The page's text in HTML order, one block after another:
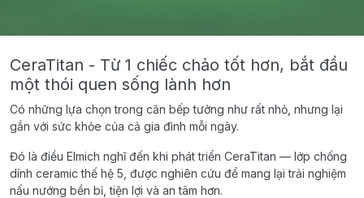
CeraTitan - Từ 1 chiếc chảo tốt hơn, bắt đầu
một thói quen sống lành hơn
Có những lựa chọn trong căn bếp tưởng như rất nhỏ, nhưng lại
gắn với sức khỏe của cả gia đình mỗi ngày.
Đó là điều Elmich nghĩ đến khi phát triển CeraTitan — lớp chống
dính ceramic thế hệ 5, được nghiên cứu để mang lại trải nghiệm
nấu nướng bền bỉ, tiện lợi và an tâm hơn.